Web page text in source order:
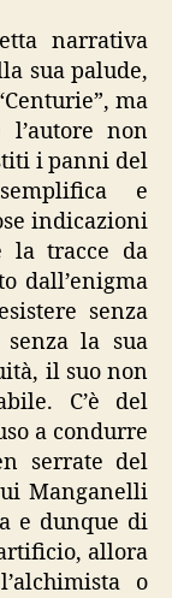
narrativa
sua palude,
ma
non
i panni del
e
indicazioni
la tracce da
dall’enigma
senza
la sua
il suo non
C’è del
a condurre
serrate del
Manganelli
e dunque di
allora
o